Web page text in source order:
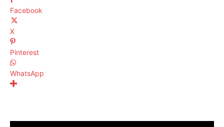
Facebook
X
Pinterest
WhatsApp